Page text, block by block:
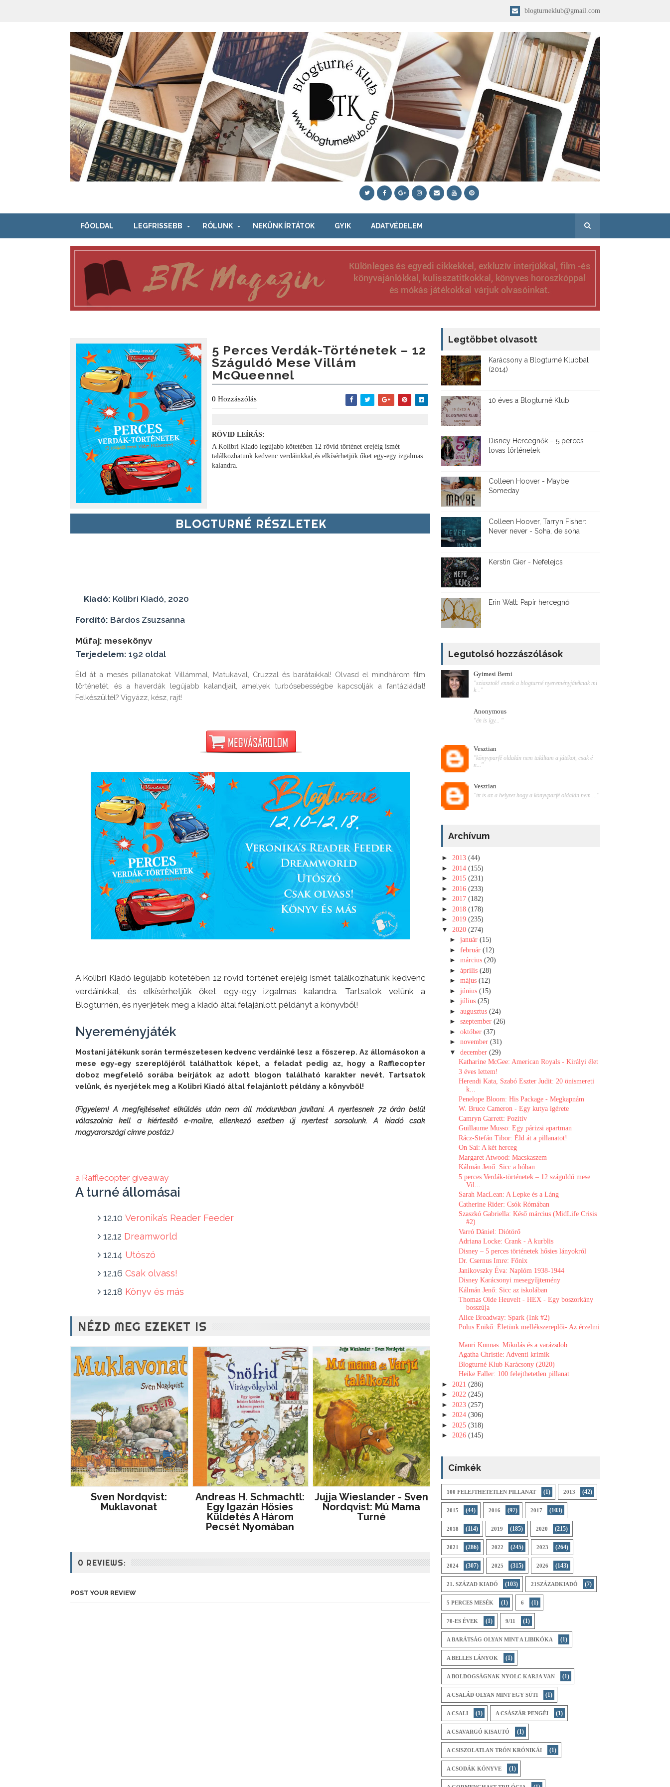
blogturneklub@gmail.com
FŐOLDAL LEGFRISSEBB RÓLUNK NEKÜNK ÍRTÁTOK GYIK ADATVÉDELEM
5 ​perces Verdák-Történetek – 12
Száguldó Mese Villám
McQueennel
0 Hozzászólás
RÖVID LEÍRÁS:
A Kolibri Kiadó legújabb kötetében 12 rövid történet erejéig ismét
találkozhatunk kedvenc verdáinkkal,és elkísérhetjük őket egy-egy izgalmas
kalandra.
BLOGTURNÉ RÉSZLETEK
Kiadó: Kolibri Kiadó, 2020
Fordító: Bárdos Zsuzsanna
Műfaj: mesekönyv
Terjedelem: 192 oldal
Éld át a mesés pillanatokat Villámmal, Matukával, Cruzzal és barátaikkal! Olvasd el mindhárom film
történetét, és a haverdák legújabb kalandjait, amelyek turbósebességbe kapcsolják a fantáziádat!
A Kolibri Kiadó legújabb kötetében 12 rövid történet erejéig ismét találkozhatunk kedvenc
verdáinkkal, és elkísérhetjük őket egy-egy izgalmas kalandra. Tartsatok velünk a
Blogturnén, és nyerjétek meg a kiadó által felajánlott példányt a könyvből!
Nyereményjáték
Mostani játékunk során természetesen kedvenc verdáinké lesz a főszerep. Az állomásokon a
mese egy-egy szereplőjéről találhattok képet, a feladat pedig az, hogy a Rafflecopter
doboz megfelelő sorába beírjátok az adott blogon található karakter nevét. Tartsatok
velünk, és nyerjétek meg a Kolibri Kiadó által felajánlott példány a könyvből!
(Figyelem! A megfejtéseket elküldés után nem áll módunkban javítani. A nyertesnek 72 órán belül
válaszolnia kell a kiértesítő e-mailre, ellenkező esetben új nyertest sorsolunk. A kiadó csak
magyarországi címre postáz.)
a Rafflecopter giveaway
A turné állomásai
12.10 Veronika’s Reader Feeder
12.12 Dreamworld
12.14 Utószó
12.16 Csak olvass!
12.18 Könyv és más
NÉZD MEG EZEKET IS
Sven Nordqvist:
Muklavonat
Andreas H. Schmachtl:
Egy Igazán Hősies
Küldetés A Három
Pecsét Nyomában
Jujja Wieslander - Sven
Nordqvist: Mú Mama
Turné
0 REVIEWS:
POST YOUR REVIEW
Legtöbbet olvasott
Karácsony a Blogturné Klubbal
(2014)
10 éves a Blogturné Klub
Disney ​Hercegnők – 5 perces
lovas történetek
Colleen Hoover - Maybe
Someday
Colleen Hoover, Tarryn Fisher:
Never never - Soha, de soha
Kerstin Gier - Nefelejcs
Erin Watt: Papír hercegnő
Legutolsó hozzászólások
Gyimesi Berni
"sziasztok! ennek a blogturné nyereményjátéknak mi
k..."
Anonymous
"én is így... "
Vesztian
"könyvparfé oldalán nem találtam a játékot, csak é
n..."
Vesztian
"itt is az a helyzet hogy a könyvparfé oldalán nem ..."
Archívum
► 2013 (44)
► 2014 (155)
► 2015 (231)
► 2016 (233)
► 2017 (182)
► 2018 (178)
► 2019 (235)
▼ 2020 (274)
►január(15)
►február(12)
►március(20)
►április(28)
►május(12)
►június(15)
►július(25)
►augusztus(24)
►szeptember(26)
►október(37)
►november(31)
▼ december(29)
Katharine McGee: American Royals - Királyi élet
3 ​éves lettem!
Herendi Kata, Szabó Eszter Judit: 20 ​önismereti
k...
Penelope Bloom: His Package - Megkapnám
W. Bruce Cameron - Egy kutya ígérete
Camryn Garrett: Pozitív
Guillaume Musso: Egy párizsi apartman
Rácz-Stefán Tibor: Éld át a pillanatot!
On Sai: A két herceg
Margaret Atwood: Macskaszem
Kálmán Jenő: Sicc a hóban
5 ​perces Verdák-történetek – 12 száguldó mese
Vil...
Sarah MacLean: A Lepke és a Láng
Catherine Rider: Csók Rómában
Szaszkó Gabriella: Késő március (MidLife Crisis
#2)
Varró Dániel: Diótörő
Adriana Locke: Crank - A kurblis
Disney ​– 5 perces történetek hősies lányokról
Dr. Csernus Imre: Főnix
Janikovszky Éva: Naplóm 1938-1944
Disney Karácsonyi mesegyűjtemény
Kálmán Jenő: Sicc az iskolában
Thomas Olde Heuvelt - HEX - Egy boszorkány
bosszúja
Alice Broadway: Spark (Ink #2)
Polus Enikő: Életünk ​mellékszereplői- Az érzelmi
...
Mauri Kunnas: Mikulás és a varázsdob
Agatha Christie: Adventi krimik
Blogturné Klub Karácsony (2020)
Heike Faller: 100 felejthetetlen pillanat
► 2021 (286)
► 2022 (245)
► 2023 (257)
► 2024 (306)
► 2025 (318)
► 2026 (145)
Címkék
100 FELEJTHETETLEN PILLANAT (1) 2013 (42)
2015 (44) 2016 (97) 2017 (103)
2018 (114) 2019 (185) 2020 (215)
2021 (286) 2022 (245) 2023 (264)
2024 (307) 2025 (315) 2026 (143)
21. SZÁZAD KIADÓ (103) 21SZÁZADKIADÓ (7)
5 PERCES MESÉK (1) 6 (1)
70-ES ÉVEK (1) 9/11 (1)
A BARÁTSÁG OLYAN MINT A LIBIKÓKA (1)
A BELLES LÁNYOK (1)
A BOLDOGSÁGNAK NYOLC KARJA VAN (1)
A CSALÁD OLYAN MINT EGY SÜTI (1)
A CSALI (1) A CSÁSZÁR PENGÉI (1)
A CSAVARGÓ KISAUTÓ (1)
A CSISZOLATLAN TRÓN KRÓNIKÁI (1)
A CSODÁK KÖNYVE (1)